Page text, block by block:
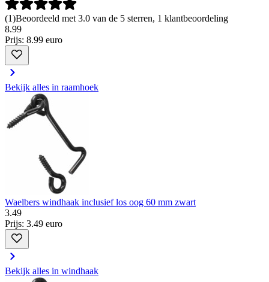
(1)Beoordeeld met 3.0 van de 5 sterren, 1 klantbeoordeling
8.99
Prijs: 8.99 euro
Bekijk alles in raamhoek
Waelbers windhaak inclusief los oog 60 mm zwart
3.49
Prijs: 3.49 euro
Bekijk alles in windhaak